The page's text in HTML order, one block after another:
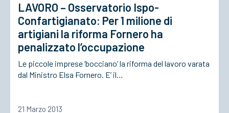
LAVORO – Osservatorio Ispo-
Confartigianato: Per 1 milione di
artigiani la riforma Fornero ha
penalizzato l’occupazione
Le piccole imprese ‘bocciano’ la riforma del lavoro varata
dal Ministro Elsa Fornero. E’ il…
21 Marzo 2013